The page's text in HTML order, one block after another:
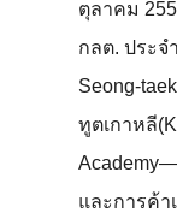
ตุลาคม
กลต. ประจ
Seong-
ทูตเกาหลี
และการค้า